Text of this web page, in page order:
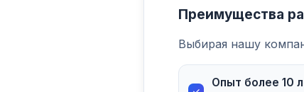
Преимущества
Выбирая нашу
Опыт более 10